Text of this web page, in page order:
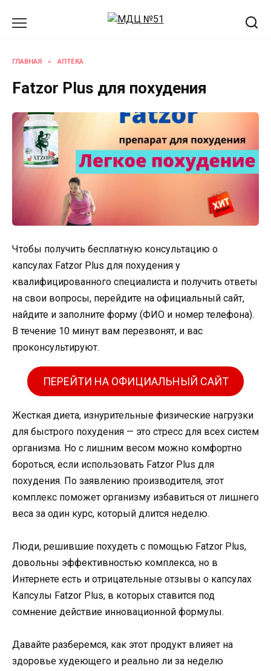
ГЛАВНАЯ » АПТЕКА
Fatzor Plus для похудения
Чтобы получить бесплатную консультацию о
капсулах Fatzor Plus для похудения у
квалифицированного специалиста и получить ответы
на свои вопросы, перейдите на официальный сайт,
найдите и заполните форму (ФИО и номер телефона).
В течение 10 минут вам перезвонят, и вас
проконсультируют.
ПЕРЕЙТИ НА ОФИЦИАЛЬНЫЙ САЙТ
Жесткая диета, изнурительные физические нагрузки
для быстрого похудения — это стресс для всех систем
организма. Но с лишним весом можно комфортно
бороться, если использовать Fatzor Plus для
похудения. По заявлению производителя, этот
комплекс поможет организму избавиться от лишнего
веса за один курс, который длится неделю.
Люди, решившие похудеть с помощью Fatzor Plus,
довольны эффективностью комплекса, но в
Интернете есть и отрицательные отзывы о капсулах
Капсулы Fatzor Plus, в которых ставится под
сомнение действие инновационной формулы.
Давайте разберемся, как этот продукт влияет на
здоровье худеющего и реально ли за неделю